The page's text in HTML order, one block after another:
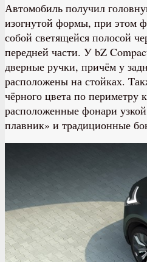
Автомобиль получил
изогнутой формы, при этом
собой светящейся полосой
передней части. У bZ
дверные ручки, причём у
расположены на стойках.
чёрного цвета по периметру
расположенные фонари
плавник» и традиционные